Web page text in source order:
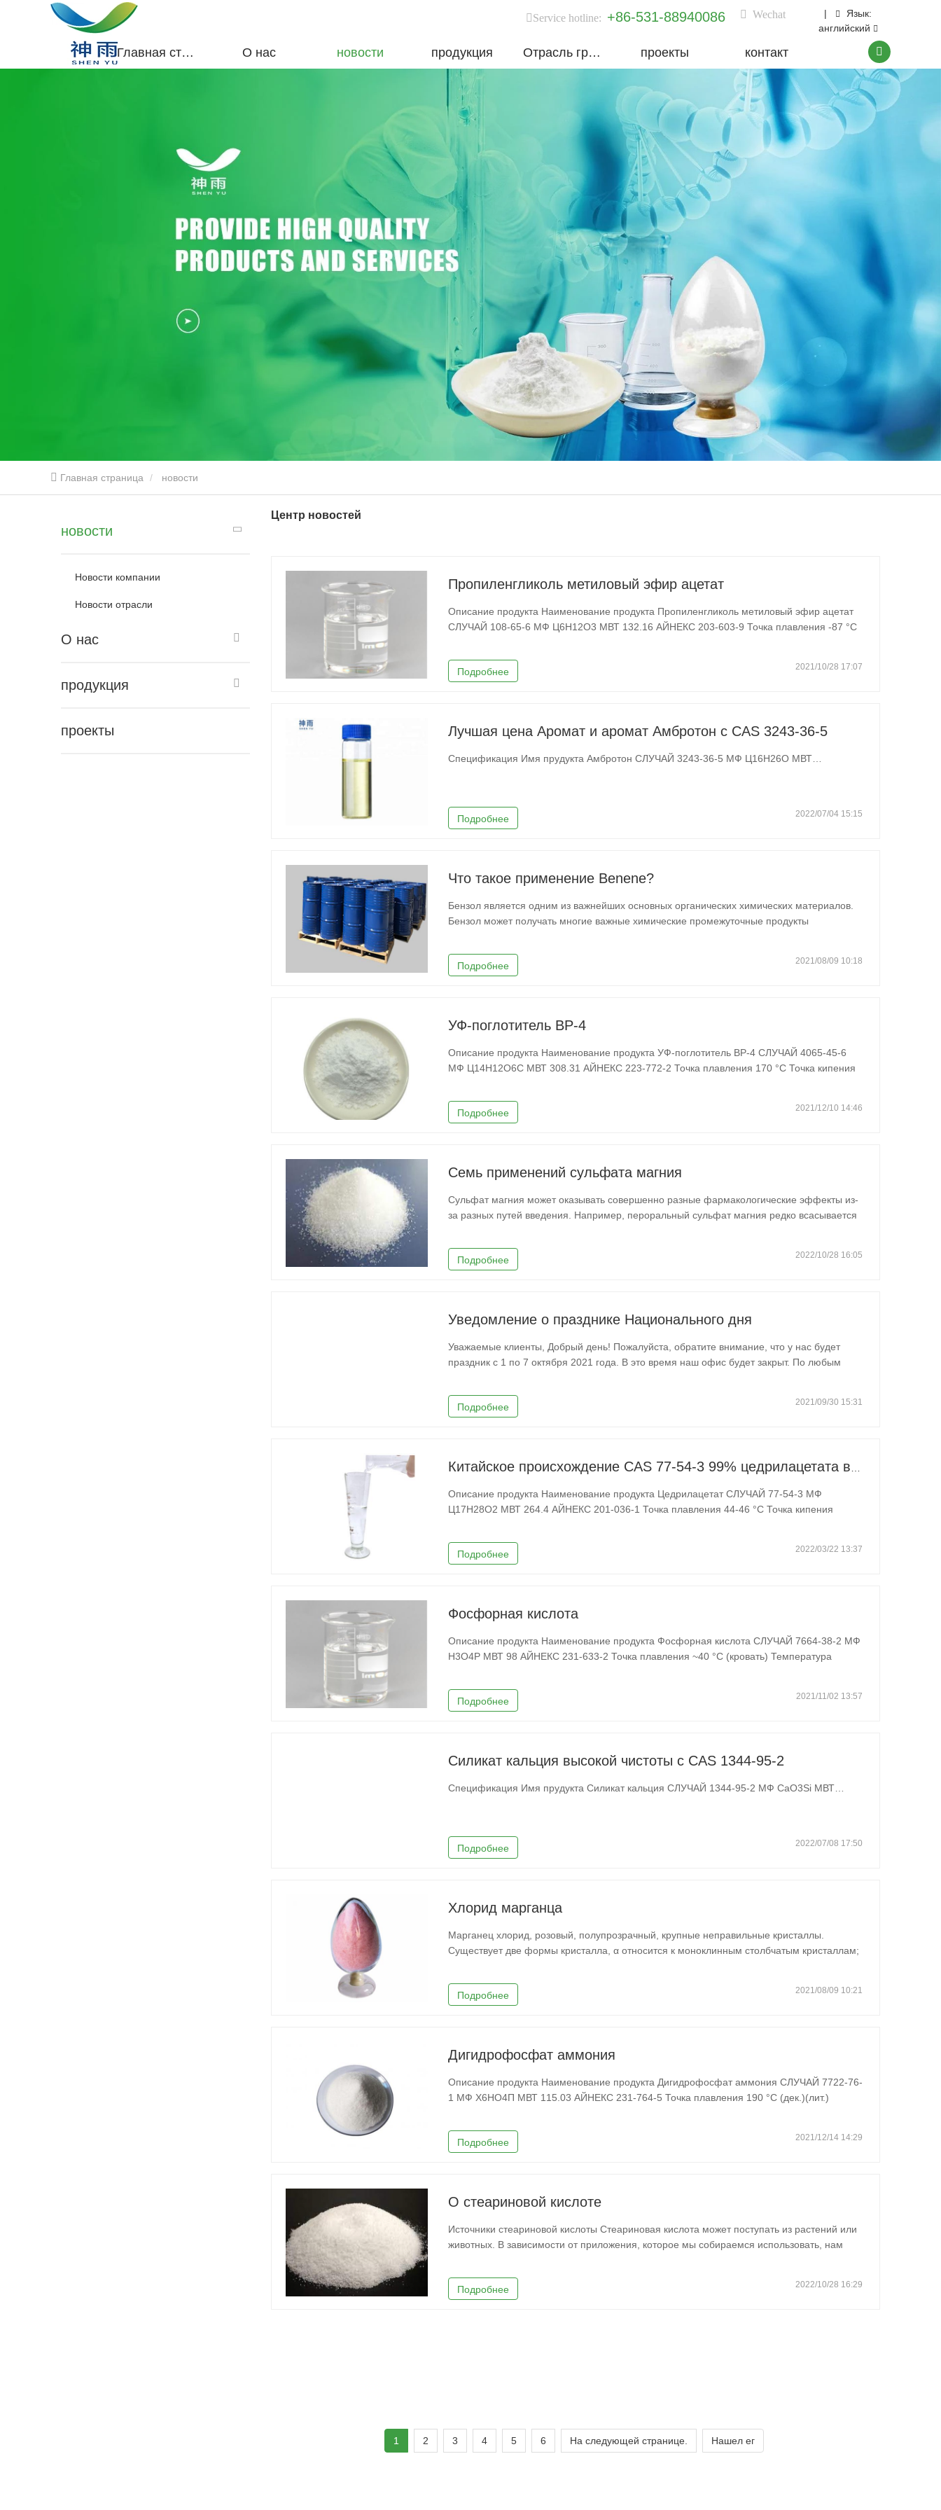
Service hotline: +86-531-88940086 Wechat |
Язык:
английский
Главная страница О нас новости продукция Отрасль группы проекты контакт
Главная страница новости
новости
Новости компании
Новости отрасли
О нас
продукция
проекты
Центр новостей
Пропиленгликоль метиловый эфир ацетат
Описание продукта Наименование продукта Пропиленгликоль метиловый эфир ацетат
СЛУЧАЙ 108-65-6 МФ Ц6Н12О3 МВТ 132.16 АЙНЕКС 203-603-9 Точка плавления -87 °С
Подробнее 2021/10/28 17:07
Лучшая цена Аромат и аромат Амбротон с CAS 3243-36-5
Спецификация Имя прудукта Амбротон СЛУЧАЙ 3243-36-5 МФ Ц16Н26О МВТ…
Подробнее 2022/07/04 15:15
Что такое применение Benene?
Бензол является одним из важнейших основных органических химических материалов.
Бензол может получать многие важные химические промежуточные продукты
кольца. Это важное базовое сырье для производства синтетической смолы,…
Подробнее
2021/08/09 10:18
УФ-поглотитель BP-4
Описание продукта Наименование продукта УФ-поглотитель BP-4 СЛУЧАЙ 4065-45-6
МФ Ц14Н12О6С МВТ 308.31 АЙНЕКС 223-772-2 Точка плавления 170 °С Точка кипения
Подробнее 2021/12/10 14:46
Семь применений сульфата магния
Сульфат магния может оказывать совершенно разные фармакологические эффекты из-
за разных путей введения. Например, пероральный сульфат магния редко всасывается
сульфата магния оказывает противовоспалительное и…
Подробнее
2022/10/28 16:05
Уведомление о празднике Национального дня
Уважаемые клиенты, Добрый день! Пожалуйста, обратите внимание, что у нас будет
праздник с 1 по 7 октября 2021 года. В это время наш офис будет закрыт. По любым
Алина). Привет
Подробнее
2021/09/30 15:31
Описание продукта Наименование продукта Цедрилацетат СЛУЧАЙ 77-54-3 МФ
Ц17Н28О2 МВТ 264.4 АЙНЕКС 201-036-1 Точка плавления 44-46 °С Точка кипения
Подробнее 2022/03/22 13:37
Фосфорная кислота
Описание продукта Наименование продукта Фосфорная кислота СЛУЧАЙ 7664-38-2 МФ
H3O4P МВТ 98 АЙНЕКС 231-633-2 Точка плавления ~40 °C (кровать) Температура
Подробнее 2021/11/02 13:57
Силикат кальция высокой чистоты с CAS 1344-95-2
Спецификация Имя прудукта Силикат кальция СЛУЧАЙ 1344-95-2 МФ CaO3Si МВТ…
Подробнее 2022/07/08 17:50
Хлорид марганца
Марганец хлорид, розовый, полупрозрачный, крупные неправильные кристаллы.
Существует две формы кристалла, α относится к моноклинным столбчатым кристаллам;
составляет 2,01 г/см3. Температура плавления 650 °C. Температура…
Подробнее
2021/08/09 10:21
Дигидрофосфат аммония
Описание продукта Наименование продукта Дигидрофосфат аммония СЛУЧАЙ 7722-76-
1 МФ Х6НО4П МВТ 115.03 АЙНЕКС 231-764-5 Точка плавления 190 °C (дек.)(лит.)
Подробнее 2021/12/14 14:29
О стеариновой кислоте
Источники стеариновой кислоты Стеариновая кислота может поступать из растений или
животных. В зависимости от приложения, которое мы собираемся использовать, нам
растительного типа фактически получают путем гидролиза пальмового…
Подробнее
2022/10/28 16:29
1 2 3 4 5 6 На следующей странице. Нашел ег